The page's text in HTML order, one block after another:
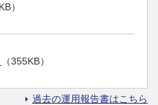
）
（355KB）
過去の運用報告書はこちら